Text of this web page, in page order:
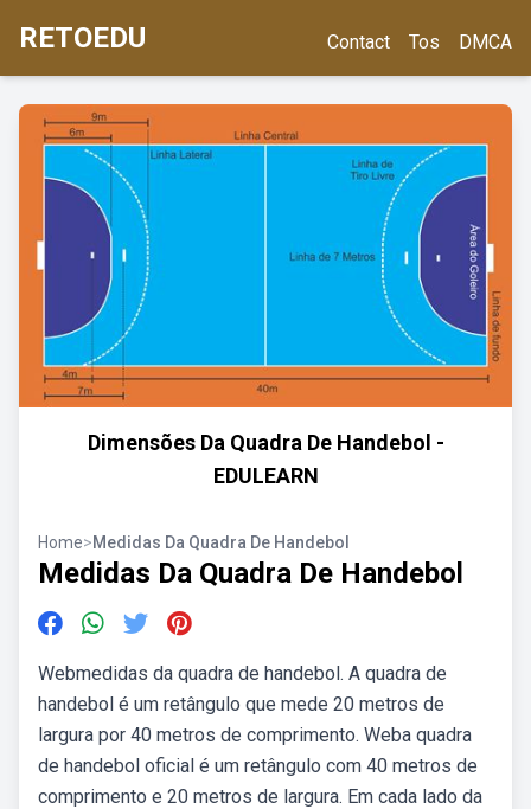
RETOEDU Contact Tos DMCA
Dimensões Da Quadra De Handebol -
EDULEARN
Home>Medidas Da Quadra De Handebol
Medidas Da Quadra De Handebol
Webmedidas da quadra de handebol. A quadra de
handebol é um retângulo que mede 20 metros de
largura por 40 metros de comprimento. Weba quadra
de handebol oficial é um retângulo com 40 metros de
comprimento e 20 metros de largura. Em cada lado da